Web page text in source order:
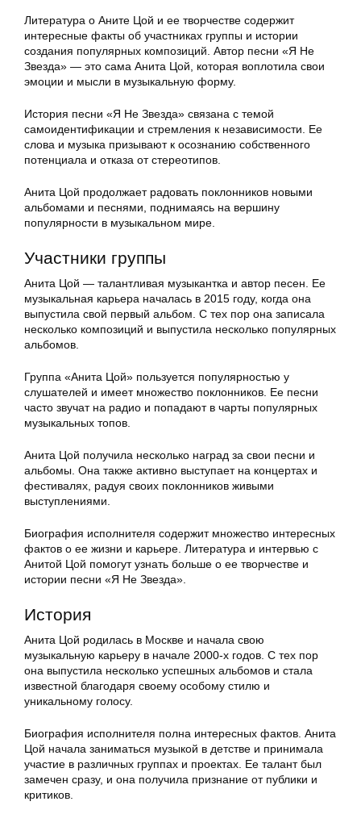
Литература о Аните Цой и ее творчестве содержит
интересные факты об участниках группы и истории
создания популярных композиций. Автор песни «Я Не
Звезда» — это сама Анита Цой, которая воплотила свои
эмоции и мысли в музыкальную форму.
История песни «Я Не Звезда» связана с темой
самоидентификации и стремления к независимости. Ее
слова и музыка призывают к осознанию собственного
потенциала и отказа от стереотипов.
Анита Цой продолжает радовать поклонников новыми
альбомами и песнями, поднимаясь на вершину
популярности в музыкальном мире.
Участники группы
Анита Цой — талантливая музыкантка и автор песен. Ее
музыкальная карьера началась в 2015 году, когда она
выпустила свой первый альбом. С тех пор она записала
несколько композиций и выпустила несколько популярных
альбомов.
Группа «Анита Цой» пользуется популярностью у
слушателей и имеет множество поклонников. Ее песни
часто звучат на радио и попадают в чарты популярных
музыкальных топов.
Анита Цой получила несколько наград за свои песни и
альбомы. Она также активно выступает на концертах и
фестивалях, радуя своих поклонников живыми
выступлениями.
Биография исполнителя содержит множество интересных
фактов о ее жизни и карьере. Литература и интервью с
Анитой Цой помогут узнать больше о ее творчестве и
истории песни «Я Не Звезда».
История
Анита Цой родилась в Москве и начала свою
музыкальную карьеру в начале 2000-х годов. С тех пор
она выпустила несколько успешных альбомов и стала
известной благодаря своему особому стилю и
уникальному голосу.
Биография исполнителя полна интересных фактов. Анита
Цой начала заниматься музыкой в детстве и принимала
участие в различных группах и проектах. Ее талант был
замечен сразу, и она получила признание от публики и
критиков.